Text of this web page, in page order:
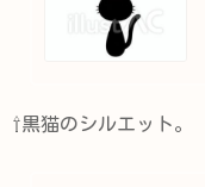
⇧黒猫のシルエット。